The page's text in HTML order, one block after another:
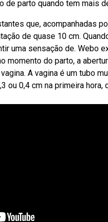
de parto quando tem mais
que, acompanhadas
de quase 10 cm.
uma sensação de. Webo
momento do parto, a
A vagina é um tubo
ou 0,4 cm na primeira